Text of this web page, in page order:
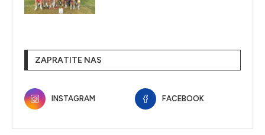
ZAPRATITE NAS
INSTAGRAM FACEBOOK